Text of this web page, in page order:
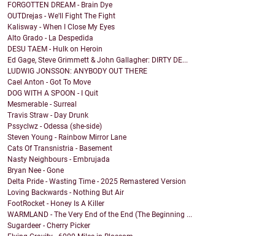
FORGOTTEN DREAM - Brain Dye
OUTDrejas - We'll Fight The Fight
Kalisway - When I Close My Eyes
Alto Grado - La Despedida
DESU TAEM - Hulk on Heroin
Ed Gage, Steve Grimmett & John Gallagher: DIRTY DE...
LUDWIG JONSSON: ANYBODY OUT THERE
Cael Anton - Got To Move
DOG WITH A SPOON - I Quit
Mesmerable - Surreal
Travis Straw - Day Drunk
Pssyclwz - Odessa (she-side)
Steven Young - Rainbow Mirror Lane
Cats Of Transnistria - Basement
Nasty Neighbours - Embrujada
Bryan Nee - Gone
Delta Pride - Wasting Time - 2025 Remastered Version
Loving Backwards - Nothing But Air
FootRocket - Honey Is A Killer
WARMLAND - The Very End of the End (The Beginning ...
Sugardeer - Cherry Picker